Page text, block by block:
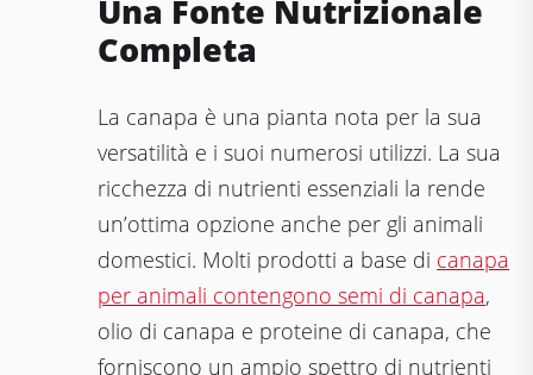
Una Fonte Nutrizionale
Completa
La canapa è una pianta nota per la sua
versatilità e i suoi numerosi utilizzi. La sua
ricchezza di nutrienti essenziali la rende
un’ottima opzione anche per gli animali
domestici. Molti prodotti a base di canapa
per animali contengono semi di canapa,
olio di canapa e proteine di canapa, che
forniscono un ampio spettro di nutrienti